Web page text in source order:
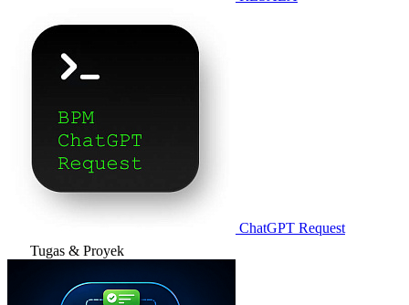
ChatGPT Request
Tugas & Proyek